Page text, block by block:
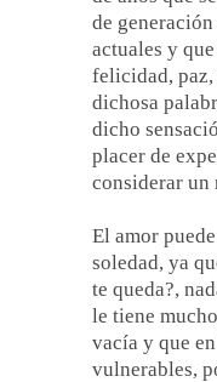
de
actuales y
felicidad,
dichosa
dicho
placer de
considerar un
El amor
soledad, ya
te queda?,
le tiene
vacía y que
vulnerables,